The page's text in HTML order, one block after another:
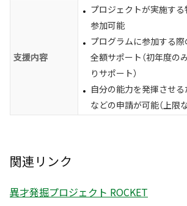
支援内容
プロジェクトが実施す
参加可能
プログラムに参加する
全額サポート（初年度の
りサポート）
自分の能力を発揮させ
などの申請が可能（上限な
関連リンク
異才発掘プロジェクト ROCKET